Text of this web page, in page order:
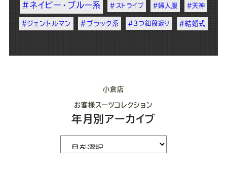
#ネイビー・ブルー系 #ストライプ #婦人服 #天神
#ジェントルマン #ブラック系 #3つ釦段返り #結婚式
小倉店
お客様スーツコレクション
年月別アーカイブ